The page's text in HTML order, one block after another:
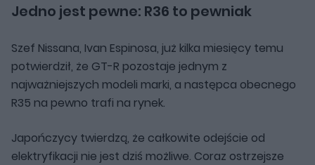
Jedno jest pewne: R36 to pewniak
Szef Nissana, Ivan Espinosa, już kilka miesięcy temu
potwierdził, że GT-R pozostaje jednym z
najważniejszych modeli marki, a następca obecnego
R35 na pewno trafi na rynek.
Japończycy twierdzą, że całkowite odejście od
elektryfikacji nie jest dziś możliwe. Coraz ostrzejsze